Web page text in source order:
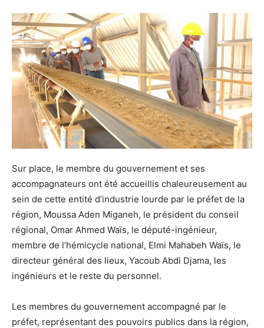
Sur place, le membre du gouvernement et ses
accompagnateurs ont été accueillis chaleureusement au
sein de cette entité d’industrie lourde par le préfet de la
région, Moussa Aden Miganeh, le président du conseil
régional, Omar Ahmed Waïs, le député-ingénieur,
membre de l’hémicycle national, Elmi Mahabeh Waïs, le
directeur général des lieux, Yacoub Abdi Djama, les
ingénieurs et le reste du personnel.
Les membres du gouvernement accompagné par le
préfet, représentant des pouvoirs publics dans la région,